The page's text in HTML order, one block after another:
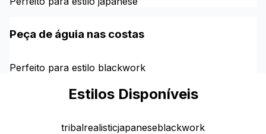
Peça de águia nas costas
Perfeito para estilo blackwork
Estilos Disponíveis
tribalrealisticjapaneseblackwork